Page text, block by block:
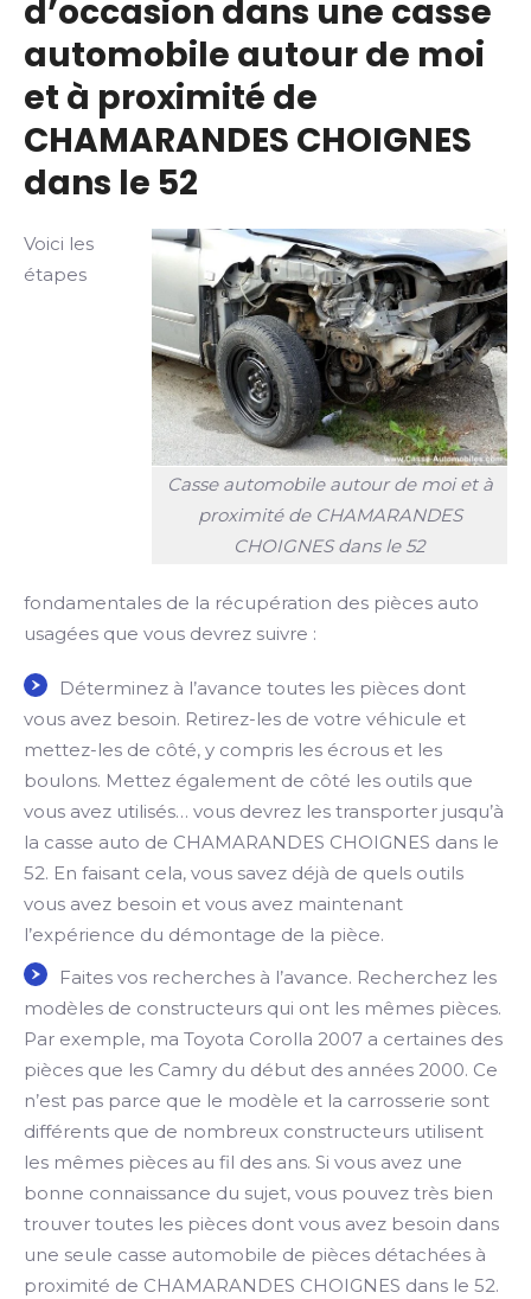
d’occasion dans une casse
automobile autour de moi
et à proximité de
CHAMARANDES CHOIGNES
dans le 52
Casse automobile autour de moi et à
proximité de CHAMARANDES
CHOIGNES dans le 52
Voici les
étapes
fondamentales de la récupération des pièces auto
usagées que vous devrez suivre :
Déterminez à l’avance toutes les pièces dont
vous avez besoin. Retirez-les de votre véhicule et
mettez-les de côté, y compris les écrous et les
boulons. Mettez également de côté les outils que
vous avez utilisés… vous devrez les transporter jusqu’à
la casse auto de CHAMARANDES CHOIGNES dans le
52. En faisant cela, vous savez déjà de quels outils
vous avez besoin et vous avez maintenant
l’expérience du démontage de la pièce.
Faites vos recherches à l’avance. Recherchez les
modèles de constructeurs qui ont les mêmes pièces.
Par exemple, ma Toyota Corolla 2007 a certaines des
pièces que les Camry du début des années 2000. Ce
n’est pas parce que le modèle et la carrosserie sont
différents que de nombreux constructeurs utilisent
les mêmes pièces au fil des ans. Si vous avez une
bonne connaissance du sujet, vous pouvez très bien
trouver toutes les pièces dont vous avez besoin dans
une seule casse automobile de pièces détachées à
proximité de CHAMARANDES CHOIGNES dans le 52.